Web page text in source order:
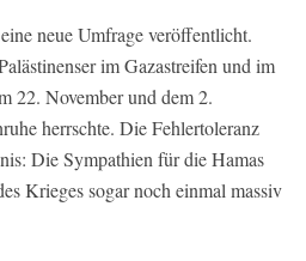
neue Umfrage veröffentlicht.
im Gazastreifen und im
22. November und dem 2.
herrschte. Die Fehlertoleranz
Die Sympathien für die Hamas
Krieges sogar noch einmal massiv